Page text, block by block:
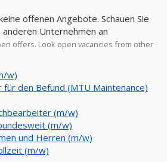
offenen Angebote. Schauen Sie
Unternehmen an
offers. Look open vacancies from other
w)
den Befund (MTU Maintenance)
(m/w)
(m/w)
und Herren (m/w)
(m/w)